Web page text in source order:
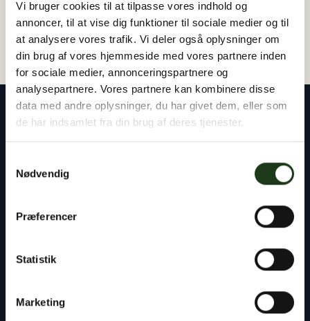
Vi bruger cookies til at tilpasse vores indhold og
annoncer, til at vise dig funktioner til sociale medier og til
at analysere vores trafik. Vi deler også oplysninger om
din brug af vores hjemmeside med vores partnere inden
for sociale medier, annonceringspartnere og
analysepartnere. Vores partnere kan kombinere disse
data med andre oplysninger, du har givet dem, eller som
de har indsamlet fra din brug af deres tjenester.
Nødvendig
Præferencer
Statistik
Marketing
Vores rådgivere står klar til at hjælpe dig med
planlægning af en begravelse eller bisættelse,
håndtering af bobehandlingen ved skifteretten.
Du er altid velkommen til at tage kontakt til os,